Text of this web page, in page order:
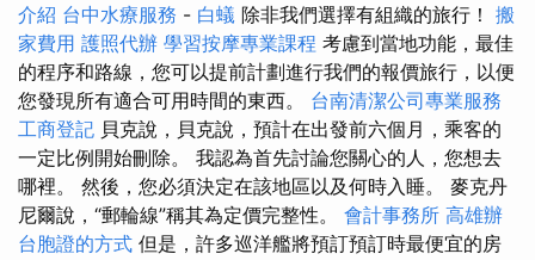
介紹 台中水療服務 - 白蟻 除非我們選擇有組織的旅行！ 搬
家費用 護照代辦 學習按摩專業課程 考慮到當地功能，最佳
的程序和路線，您可以提前計劃進行我們的報價旅行，以便
您發現所有適合可用時間的東西。 台南清潔公司專業服務
工商登記 貝克說，貝克說，預計在出發前六個月，乘客的
一定比例開始刪除。 我認為首先討論您關心的人，您想去
哪裡。 然後，您必須決定在該地區以及何時入睡。 麥克丹
尼爾說，“郵輪線”稱其為定價完整性。 會計事務所 高雄辦
台胞證的方式 但是，許多巡洋艦將預訂預訂時最便宜的房